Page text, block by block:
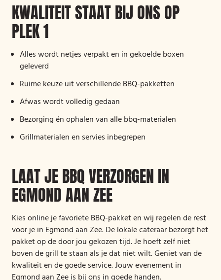
KWALITEIT STAAT BIJ ONS OP
PLEK 1
Alles wordt netjes verpakt en in gekoelde boxen
geleverd
Ruime keuze uit verschillende BBQ-pakketten
Afwas wordt volledig gedaan
Bezorging én ophalen van alle bbq-materialen
Grillmaterialen en servies inbegrepen
LAAT JE BBQ VERZORGEN IN
EGMOND AAN ZEE
Kies online je favoriete BBQ-pakket en wij regelen de rest
voor je in Egmond aan Zee. De lokale cateraar bezorgt het
pakket op de door jou gekozen tijd. Je hoeft zelf niet
boven de grill te staan als je dat niet wilt. Geniet van de
kwaliteit en de goede service. Jouw evenement in